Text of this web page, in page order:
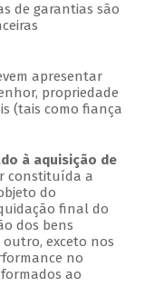
de garantias são
apresentar
propriedade
(tais como fiança
à aquisição de
constituída a
do
final do
dos bens
exceto nos
no
ao